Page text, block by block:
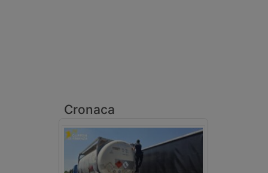
Cronaca